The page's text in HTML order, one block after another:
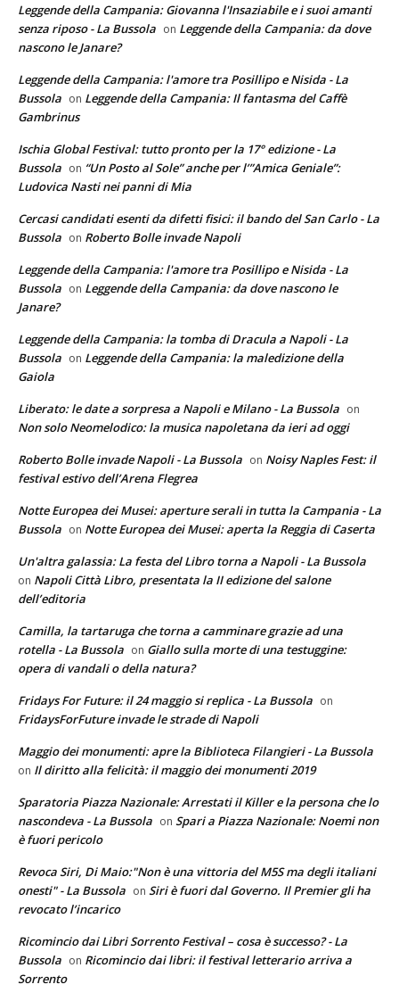
Leggende della Campania: Giovanna l'Insaziabile e i suoi amanti
senza riposo - La Bussola on Leggende della Campania: da dove
nascono le Janare?
Leggende della Campania: l'amore tra Posillipo e Nisida - La
Bussola on Leggende della Campania: Il fantasma del Caffè
Gambrinus
Ischia Global Festival: tutto pronto per la 17° edizione - La
Bussola on “Un Posto al Sole” anche per l’”Amica Geniale”:
Ludovica Nasti nei panni di Mia
Cercasi candidati esenti da difetti fisici: il bando del San Carlo - La
Bussola on Roberto Bolle invade Napoli
Leggende della Campania: l'amore tra Posillipo e Nisida - La
Bussola on Leggende della Campania: da dove nascono le
Janare?
Leggende della Campania: la tomba di Dracula a Napoli - La
Bussola on Leggende della Campania: la maledizione della
Gaiola
Liberato: le date a sorpresa a Napoli e Milano - La Bussola on
Non solo Neomelodico: la musica napoletana da ieri ad oggi
Roberto Bolle invade Napoli - La Bussola on Noisy Naples Fest: il
festival estivo dell’Arena Flegrea
Notte Europea dei Musei: aperture serali in tutta la Campania - La
Bussola on Notte Europea dei Musei: aperta la Reggia di Caserta
Un'altra galassia: La festa del Libro torna a Napoli - La Bussola
on Napoli Città Libro, presentata la II edizione del salone
dell’editoria
Camilla, la tartaruga che torna a camminare grazie ad una
rotella - La Bussola on Giallo sulla morte di una testuggine:
opera di vandali o della natura?
Fridays For Future: il 24 maggio si replica - La Bussola on
FridaysForFuture invade le strade di Napoli
Maggio dei monumenti: apre la Biblioteca Filangieri - La Bussola
on Il diritto alla felicità: il maggio dei monumenti 2019
Sparatoria Piazza Nazionale: Arrestati il Killer e la persona che lo
nascondeva - La Bussola on Spari a Piazza Nazionale: Noemi non
è fuori pericolo
Revoca Siri, Di Maio:"Non è una vittoria del M5S ma degli italiani
onesti" - La Bussola on Siri è fuori dal Governo. Il Premier gli ha
revocato l’incarico
Ricomincio dai Libri Sorrento Festival – cosa è successo? - La
Bussola on Ricomincio dai libri: il festival letterario arriva a
Sorrento